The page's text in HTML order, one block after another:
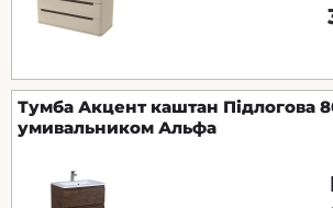
Тумба Акцент каштан Підлогова
умивальником Альфа